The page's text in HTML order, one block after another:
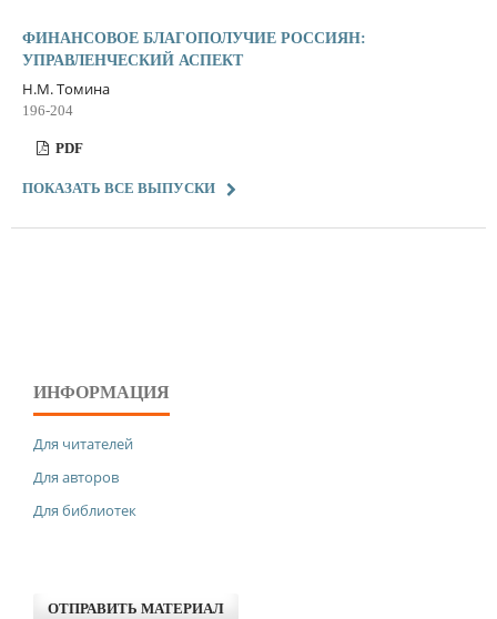
ФИНАНСОВОЕ БЛАГОПОЛУЧИЕ РОССИЯН:
УПРАВЛЕНЧЕСКИЙ АСПЕКТ
Н.М. Томина
196-204
PDF
ПОКАЗАТЬ ВСЕ ВЫПУСКИ
ИНФОРМАЦИЯ
Для читателей
Для авторов
Для библиотек
ОТПРАВИТЬ МАТЕРИАЛ